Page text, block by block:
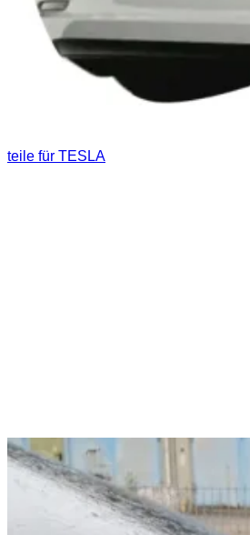
teile für TESLA